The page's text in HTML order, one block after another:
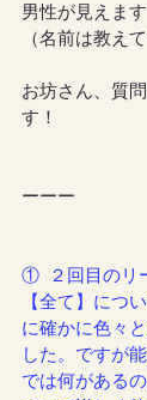
男性が見えます
（名前は教え
お坊さん、質
す！
ーーー
①  ２回目のリ
【全て】につ
に確かに色々
した。ですが
では何がある